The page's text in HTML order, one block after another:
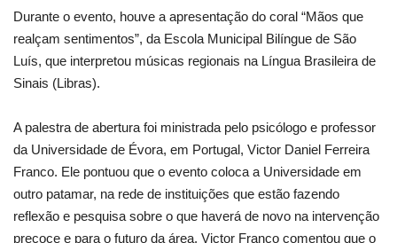
Durante o evento, houve a apresentação do coral “Mãos que
realçam sentimentos”, da Escola Municipal Bilíngue de São
Luís, que interpretou músicas regionais na Língua Brasileira de
Sinais (Libras).
A palestra de abertura foi ministrada pelo psicólogo e professor
da Universidade de Évora, em Portugal, Victor Daniel Ferreira
Franco. Ele pontuou que o evento coloca a Universidade em
outro patamar, na rede de instituições que estão fazendo
reflexão e pesquisa sobre o que haverá de novo na intervenção
precoce e para o futuro da área. Victor Franco comentou que o